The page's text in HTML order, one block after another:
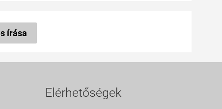
írása
Elérhetőségek